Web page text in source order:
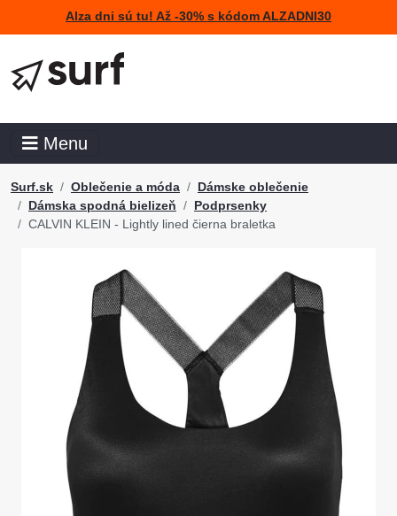
Alza dni sú tu! Až -30% s kódom ALZADNI30
Menu
Surf.sk Oblečenie a móda
Dámske oblečenie
Dámska spodná bielizeň
Podprsenky
CALVIN KLEIN - Lightly lined čierna braletka